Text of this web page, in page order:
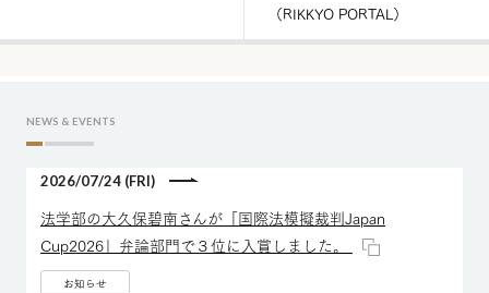
（RIKKYO PORTAL）
NEWS & EVENTS
法学部の大久保碧南さんが「国際法模擬裁判Japan
Cup2026」弁論部門で３位に入賞しました。
お知らせ
2026/07/24 (FRI)